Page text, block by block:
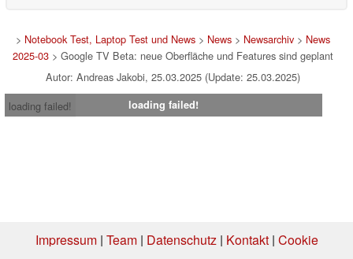
> Notebook Test, Laptop Test und News> News> Newsarchiv> News
2025-03> Google TV Beta: neue Oberfläche und Features sind geplant
Autor: Andreas Jakobi, 25.03.2025 (Update: 25.03.2025)
loading failed!
loading failed!
Impressum| Team| Datenschutz| Kontakt| Cookie